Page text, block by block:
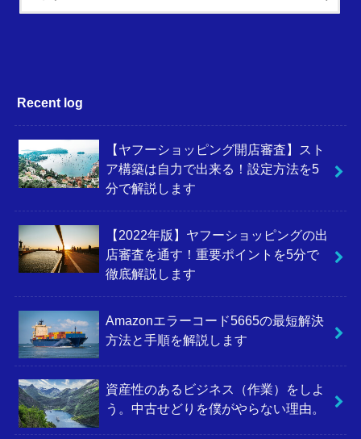
Recent log
【ヤフーショッピング開店審査】スト
ア構築は自力で出来る！設定方法を5
分で解説します
【2022年版】ヤフーショッピングの出
店審査を通す！重要ポイントを5分で
徹底解説します
Amazonエラーコード5665の最短解決
方法と手順を解説します
資産性のあるビジネス（作業）をしよ
う。中古せどりを僕がやらない理由。